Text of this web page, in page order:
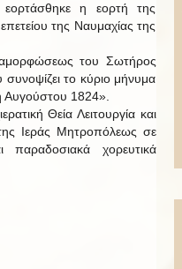
εορτάσθηκε η εορτή της
της Ναυμαχίας της
του Σωτήρος
το κύριο μήνυμα
Αυγούστου 1824».
Θεία Λειτουργία και
Ιεράς Μητροπόλεως σε
χορευτικά